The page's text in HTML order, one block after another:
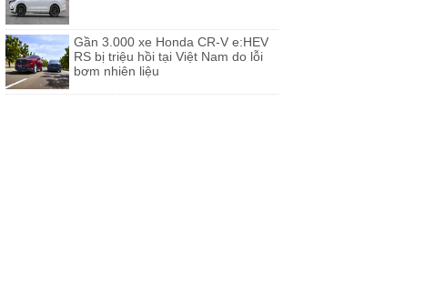
Gần 3.000 xe Honda CR-V e:HEV
RS bị triệu hồi tại Việt Nam do lỗi
bơm nhiên liệu